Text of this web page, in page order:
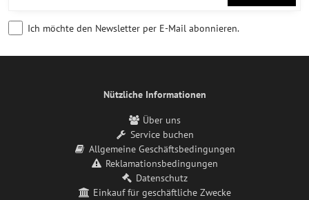
Ich möchte den Newsletter per E-Mail abonnieren.
Nützliche Informationen
Über uns
Service buchen
Allgemeine Geschäftsbedingungen
Reklamationsbedingungen
Datenschutz
Einkauf für geschäftliche Zwecke